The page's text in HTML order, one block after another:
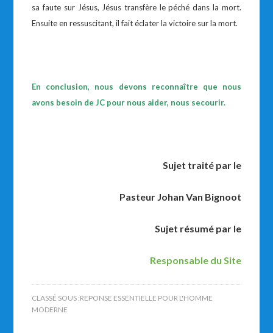
sa faute sur Jésus, Jésus transfère le péché dans la mort.
Ensuite en ressuscitant, il fait éclater la victoire sur la mort.
En conclusion, nous devons reconnaître que nous
avons besoin de JC pour nous aider, nous secourir.
Sujet traité par le
Pasteur Johan Van Bignoot
Sujet résumé par le
Responsable du Site
CLASSÉ SOUS :REPONSE ESSENTIELLE POUR L'HOMME
MODERNE